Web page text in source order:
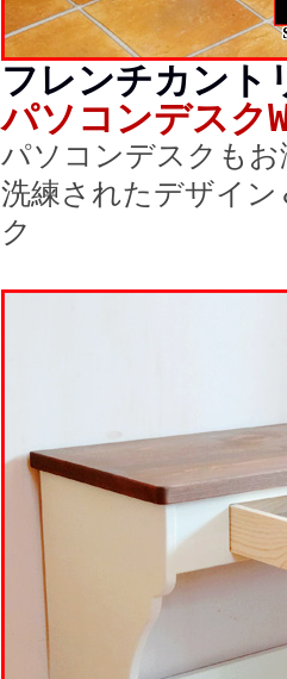
フレンチカント
パソコンデス
パソコンデスクも
洗練されたデザイ
ク